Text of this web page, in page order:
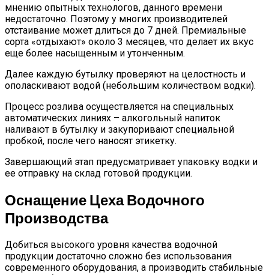
мнению опытных технологов, данного времени
недостаточно. Поэтому у многих производителей
отстаивание может длиться до 7 дней. Премиальные
сорта «отдыхают» около 3 месяцев, что делает их вкус
еще более насыщенным и утонченным.
Далее каждую бутылку проверяют на целостность и
ополаскивают водой (небольшим количеством водки).
Процесс розлива осуществляется на специальных
автоматических линиях – алкогольный напиток
наливают в бутылку и закупоривают специальной
пробкой, после чего наносят этикетку.
Завершающий этап предусматривает упаковку водки и
ее отправку на склад готовой продукции.
Оснащение Цеха Водочного
Производства
Добиться высокого уровня качества водочной
продукции достаточно сложно без использования
современного оборудования, а производить стабильные